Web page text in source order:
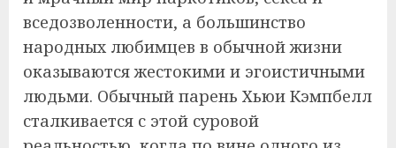
вседозволенности, а большинство
народных любимцев в обычной жизни
оказываются жестокими и эгоистичными
людьми. Обычный парень Хьюи Кэмпбелл
сталкивается с этой суровой